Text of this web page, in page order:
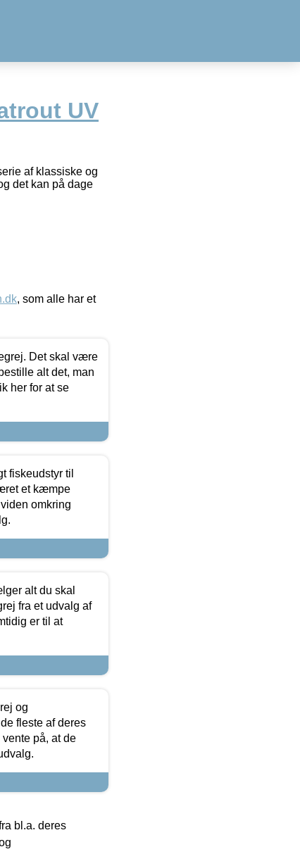
UV
af klassiske og
det kan på dage
, som alle har et
Det skal være
alt det, man
her for at se
fiskeudstyr til
et kæmpe
omkring
alt du skal
fra et udvalg af
er til at
og
fleste af deres
på, at de
bl.a. deres